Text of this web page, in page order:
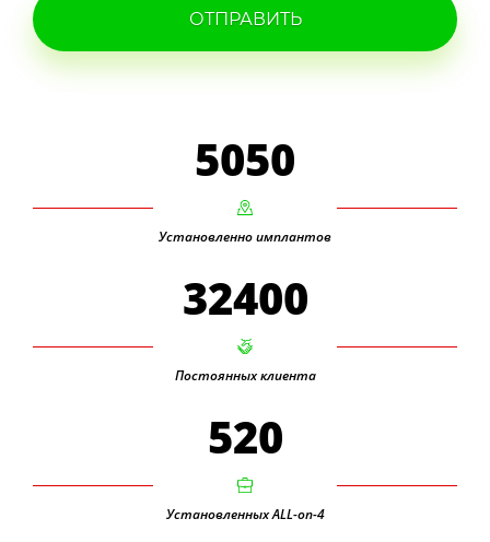
ОТПРАВИТЬ
5050
Установленно имплантов
32400
Постоянных клиента
520
Установленных ALL-on-4